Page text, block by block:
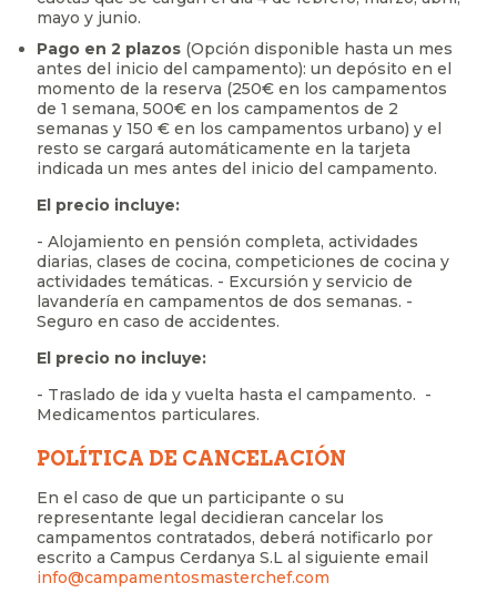
mayo y junio.
Pago en 2 plazos (Opción disponible hasta un mes
antes del inicio del campamento): un depósito en el
momento de la reserva (250€ en los campamentos
de 1 semana, 500€ en los campamentos de 2
semanas y 150 € en los campamentos urbano) y el
resto se cargará automáticamente en la tarjeta
indicada un mes antes del inicio del campamento.
El precio incluye:
- Alojamiento en pensión completa, actividades
diarias, clases de cocina, competiciones de cocina y
actividades temáticas. - Excursión y servicio de
lavandería en campamentos de dos semanas. -
Seguro en caso de accidentes.
El precio no incluye:
- Traslado de ida y vuelta hasta el campamento. -
Medicamentos particulares.
POLÍTICA DE CANCELACIÓN
En el caso de que un participante o su
representante legal decidieran cancelar los
campamentos contratados, deberá notificarlo por
escrito a Campus Cerdanya S.L al siguiente email
info@campamentosmasterchef.com